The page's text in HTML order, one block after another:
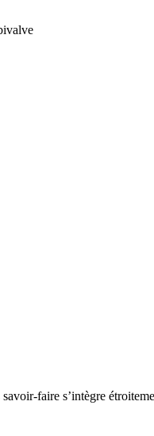
faire s’intègre